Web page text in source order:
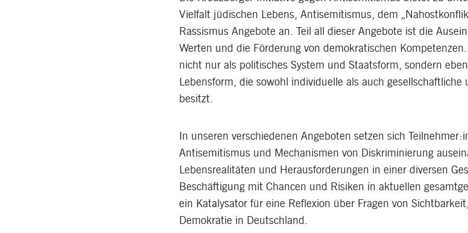
Vielfalt jüdischen Lebens, Antisemitismus, dem
Rassismus Angebote an. Teil all dieser Angebote ist die
Werten und die Förderung von demokratischen
nicht nur als politisches System und Staatsform, sondern
Lebensform, die sowohl individuelle als auch
besitzt.
In unseren verschiedenen Angeboten setzen sich
Antisemitismus und Mechanismen von Diskriminierung
Lebensrealitäten und Herausforderungen in einer diversen
Beschäftigung mit Chancen und Risiken in aktuellen
ein Katalysator für eine Reflexion über Fragen von
Demokratie in Deutschland.